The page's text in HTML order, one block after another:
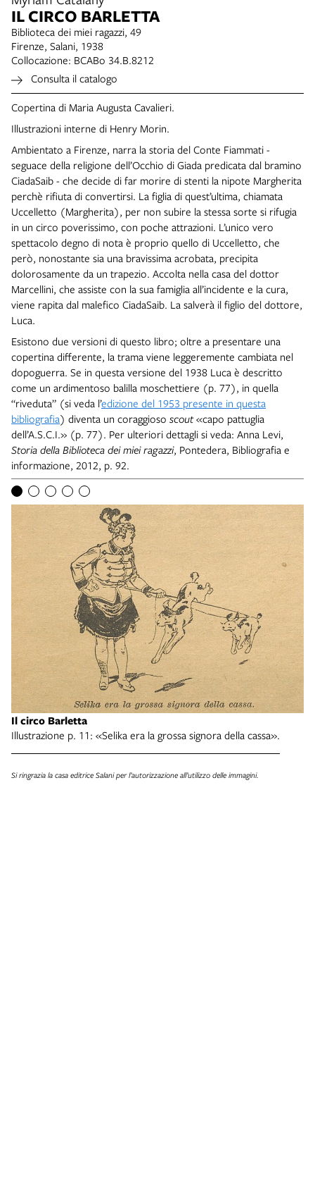
IL CIRCO BARLETTA
Biblioteca dei miei ragazzi, 49
Firenze, Salani, 1938
Collocazione: BCABo 34.B.8212
Consulta il catalogo
Copertina di Maria Augusta Cavalieri.
Illustrazioni interne di Henry Morin.
Ambientato a Firenze, narra la storia del Conte Fiammati -
seguace della religione dell’Occhio di Giada predicata dal bramino
CiadaSaib - che decide di far morire di stenti la nipote Margherita
perchè rifiuta di convertirsi. La figlia di quest’ultima, chiamata
Uccelletto (Margherita), per non subire la stessa sorte si rifugia
in un circo poverissimo, con poche attrazioni. L’unico vero
spettacolo degno di nota è proprio quello di Uccelletto, che
però, nonostante sia una bravissima acrobata, precipita
dolorosamente da un trapezio. Accolta nella casa del dottor
Marcellini, che assiste con la sua famiglia all’incidente e la cura,
viene rapita dal malefico CiadaSaib. La salverà il figlio del dottore,
Luca.
Esistono due versioni di questo libro; oltre a presentare una
copertina differente, la trama viene leggeremente cambiata nel
dopoguerra. Se in questa versione del 1938 Luca è descritto
come un ardimentoso balilla moschettiere (p. 77), in quella
“riveduta” (si veda l’edizione del 1953 presente in questa
bibliografia) diventa un coraggioso scout«capo pattuglia
dell’A.S.C.I.» (p. 77). Per ulteriori dettagli si veda: Anna Levi,
Storia della Biblioteca dei miei ragazzi, Pontedera, Bibliografia e
informazione, 2012, p. 92.
Il circo Barletta
Illustrazione p. 11: «Selika era la grossa signora della cassa».
Si ringrazia la casa editrice Salani per l’autorizzazione all’utilizzo delle immagini.